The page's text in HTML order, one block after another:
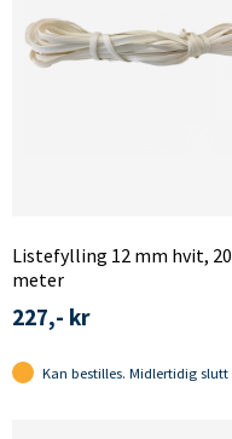
Listefylling 12 mm hvit, 20
meter
227,- kr
Kan bestilles. Midlertidig slutt